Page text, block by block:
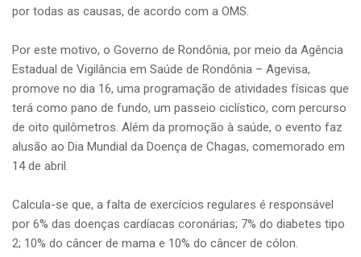
por todas as causas, de acordo com a OMS.
Por este motivo, o Governo de Rondônia, por meio da Agência
Estadual de Vigilância em Saúde de Rondônia – Agevisa,
promove no dia 16, uma programação de atividades físicas que
terá como pano de fundo, um passeio ciclístico, com percurso
de oito quilômetros. Além da promoção à saúde, o evento faz
alusão ao Dia Mundial da Doença de Chagas, comemorado em
14 de abril.
Calcula-se que, a falta de exercícios regulares é responsável
por 6% das doenças cardíacas coronárias; 7% do diabetes tipo
2; 10% do câncer de mama e 10% do câncer de cólon.